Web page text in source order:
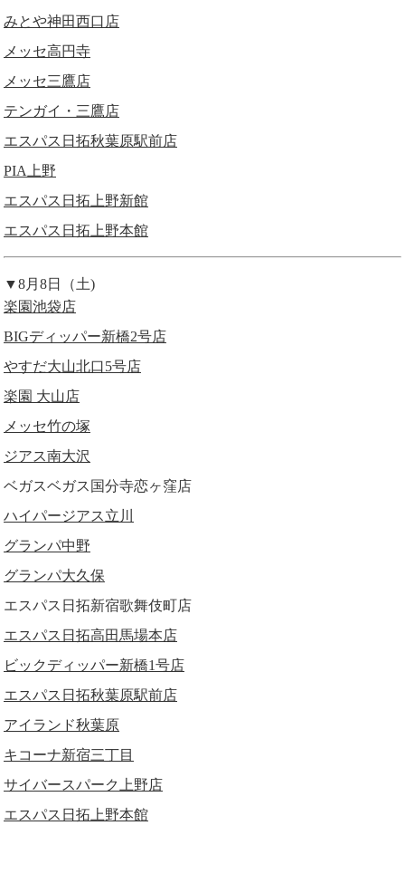
みとや神田西口店
メッセ高円寺
メッセ三鷹店
テンガイ・三鷹店
エスパス日拓秋葉原駅前店
PIA上野
エスパス日拓上野新館
エスパス日拓上野本館
▼8月8日（土)
楽園池袋店
BIGディッパー新橋2号店
やすだ大山北口5号店
楽園 大山店
メッセ竹の塚
ジアス南大沢
ベガスベガス国分寺恋ヶ窪店
ハイパージアス立川
グランパ中野
グランパ大久保
エスパス日拓新宿歌舞伎町店
エスパス日拓高田馬場本店
ビックディッパー新橋1号店
エスパス日拓秋葉原駅前店
アイランド秋葉原
キコーナ新宿三丁目
サイバースパーク上野店
エスパス日拓上野本館